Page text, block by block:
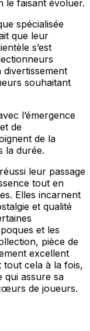
le faisant évoluer.
spécialisée
que leur
s’est
divertissement
souhaitant
l’émergence
de
de la
la durée.
leur passage
tout en
Elles incarnent
et qualité
et les
pièce de
excellent
tout cela à la fois,
qui assure sa
de joueurs.